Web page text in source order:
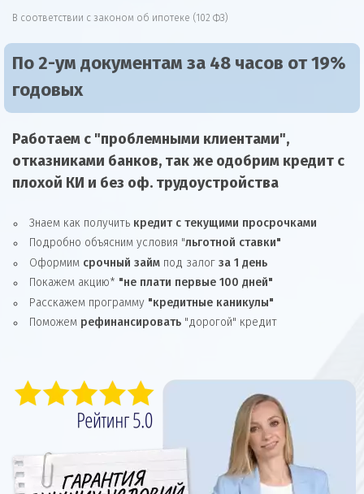
В соответствии с законом об ипотеке (102 ФЗ)
По 2-ум документам за 48 часов от 19%
годовых
Работаем с "проблемными клиентами",
отказниками банков, так же одобрим кредит с
плохой КИ и без оф. трудоустройства
Знаем как получить кредит с текущими просрочками
Подробно объясним условия "льготной ставки"
Оформим срочный займ под залог за 1 день
Покажем акцию* "не плати первые 100 дней"
Расскажем программу "кредитные каникулы"
Поможем рефинансировать "дорогой" кредит